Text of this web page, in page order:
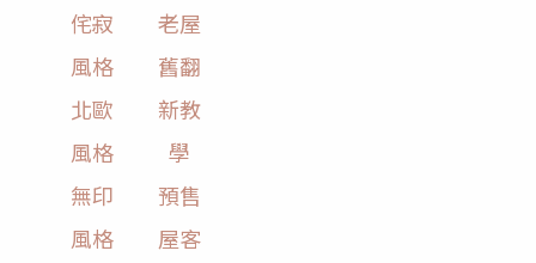
侘寂
風格
北歐
風格
無印
風格
老屋
舊翻
新教
學
預售
屋客